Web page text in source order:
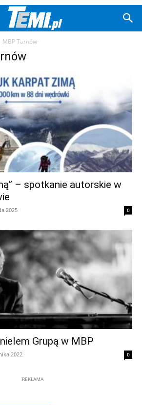
MBP Tarnów
– spotkanie autorskie w
2025 0
Grupą w MBP
2022 0
REKLAMA